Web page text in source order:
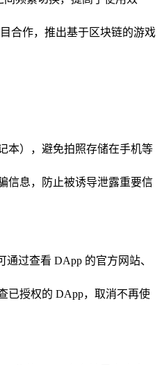
合作，推出基于区块链的游戏
本），避免拍照存储在手机等
信息，防止被诱导泄露重要信
过查看 DApp 的官方网站、
已授权的 DApp，取消不再使